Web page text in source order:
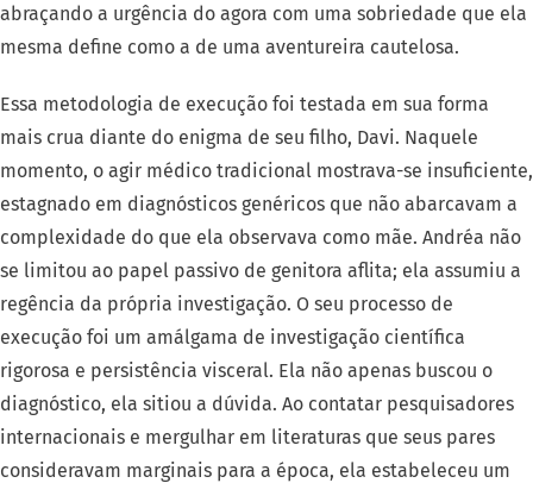
abraçando a urgência do agora com uma sobriedade que ela
mesma define como a de uma aventureira cautelosa.
Essa metodologia de execução foi testada em sua forma
mais crua diante do enigma de seu filho, Davi. Naquele
momento, o agir médico tradicional mostrava-se insuficiente,
estagnado em diagnósticos genéricos que não abarcavam a
complexidade do que ela observava como mãe. Andréa não
se limitou ao papel passivo de genitora aflita; ela assumiu a
regência da própria investigação. O seu processo de
execução foi um amálgama de investigação científica
rigorosa e persistência visceral. Ela não apenas buscou o
diagnóstico, ela sitiou a dúvida. Ao contatar pesquisadores
internacionais e mergulhar em literaturas que seus pares
consideravam marginais para a época, ela estabeleceu um